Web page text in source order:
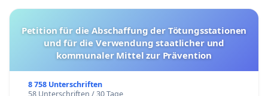
Petition für die Abschaffung der Tötungsstationen
und für die Verwendung staatlicher und
kommunaler Mittel zur Prävention
8 758 Unterschriften
58 Unterschriften / 30 Tage